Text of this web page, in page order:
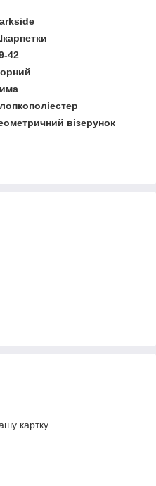
42
візерунок
картку